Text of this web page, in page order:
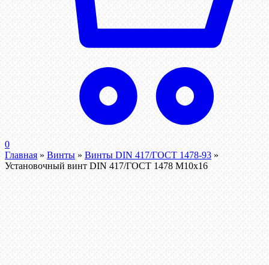
0
Главная » Винты » Винты DIN 417/ГОСТ 1478-93 »
Установочный винт DIN 417/ГОСТ 1478 М10х16